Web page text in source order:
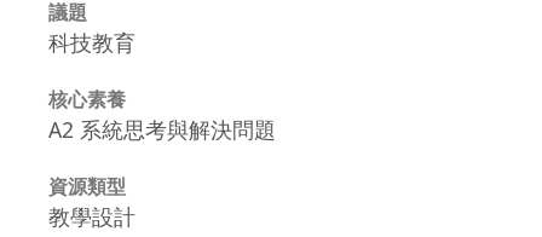
議題
科技教育
核心素養
A2 系統思考與解決問題
資源類型
教學設計